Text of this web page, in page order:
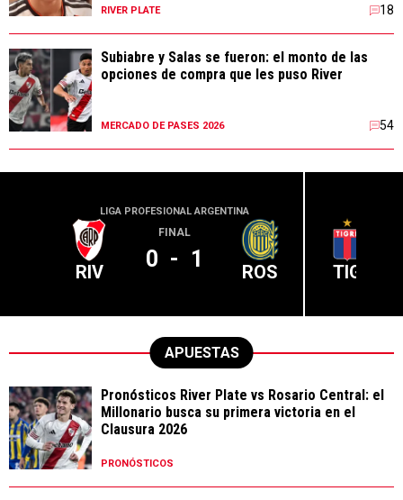
RIVER PLATE 18
Subiabre y Salas se fueron: el monto de las
opciones de compra que les puso River
MERCADO DE PASES 2026 54
LIGA PROFESIONAL ARGENTINA
RIV
FINAL
0 - 1 ROS TIG
APUESTAS
Pronósticos River Plate vs Rosario Central: el
Millonario busca su primera victoria en el
Clausura 2026
PRONÓSTICOS